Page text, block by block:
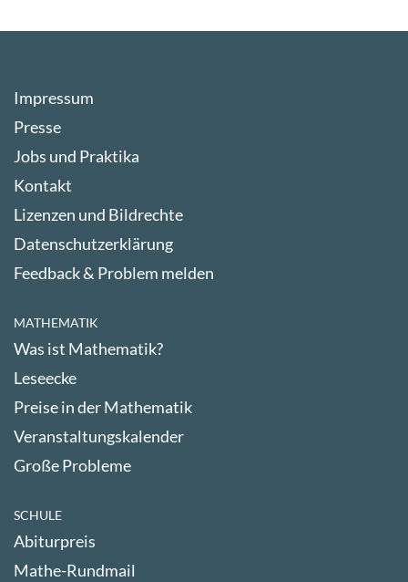
Impressum
Presse
Jobs und Praktika
Kontakt
Lizenzen und Bildrechte
Datenschutzerklärung
Feedback & Problem melden
MATHEMATIK
Was ist Mathematik?
Leseecke
Preise in der Mathematik
Veranstaltungskalender
Große Probleme
SCHULE
Abiturpreis
Mathe-Rundmail